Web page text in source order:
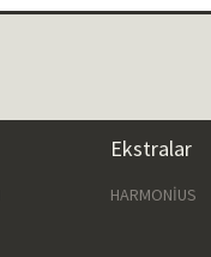
Ekstralar
HARMONİUS